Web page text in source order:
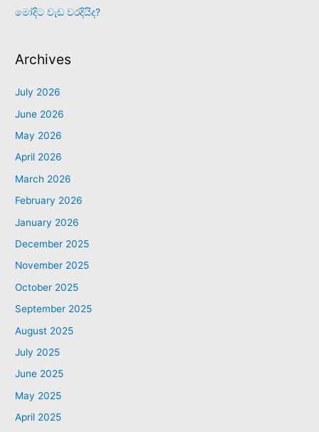
මෝදිට වැඩ වරදියිද?
Archives
July 2026
June 2026
May 2026
April 2026
March 2026
February 2026
January 2026
December 2025
November 2025
October 2025
September 2025
August 2025
July 2025
June 2025
May 2025
April 2025